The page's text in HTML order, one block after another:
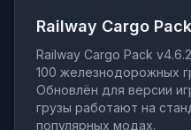
Railway Cargo
Railway Cargo Pack
100 железнодорожных
Обновлён для версии
грузы работают на
популярных модах.